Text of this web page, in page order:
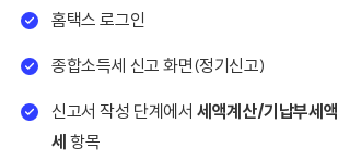
홈택스 로그인
종합소득세 신고 화면(정기신고)
신고서 작성 단계에서세액계산/기납부세액
세 항목